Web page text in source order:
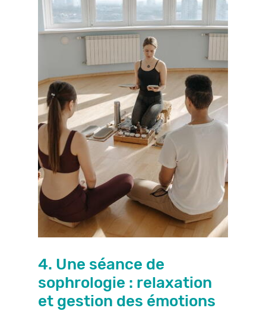
4. Une séance de
sophrologie : relaxation
et gestion des émotions